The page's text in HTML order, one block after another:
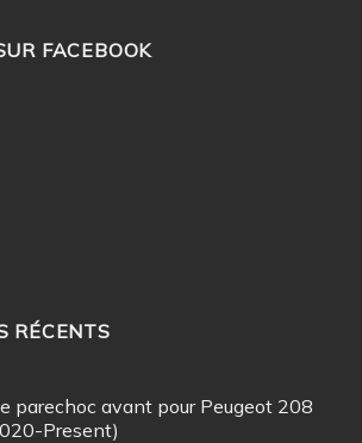
FACEBOOK
RÉCENTS
parechoc avant pour Peugeot 208
Present)